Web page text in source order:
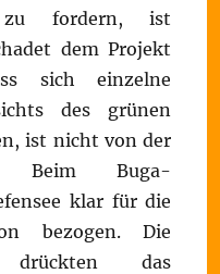
zu fordern, ist
dem Projekt
sich einzelne
des grünen
ist nicht von der
Beim Buga-
klar für die
bezogen. Die
drückten das